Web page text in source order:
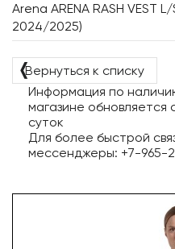
Arena ARENA RASH VEST
2024/2025)
❬Вернуться к списку
Информация по
магазине обновляется
суток
Для более быстрой
мессенджеры: +7-965-